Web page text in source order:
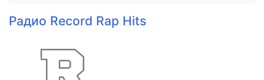
Радио Record Rap Hits